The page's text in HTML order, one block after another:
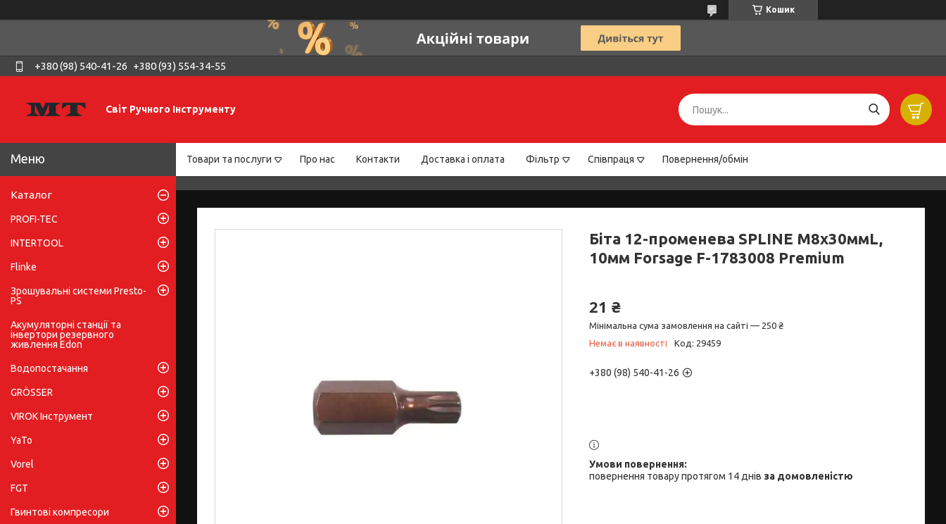
Кошик
+380 (98) 540-41-26 +380 (93) 554-34-55
Світ Ручного Інструменту
Товари та послуги Про нас Контакти Доставка і оплата Фільтр Співпраця Повернення/обмін
Біта 12-променева SPLINE M8х30ммL,
10мм Forsage F-1783008 Premium
21 ₴
Мінімальна сума замовлення на сайті — 250 ₴
Немає в наявності
Код: 29459
+380 (98) 540-41-26
повернення товару протягом 14 днів за домовленістю
Каталог
PROFI-TEC
INTERTOOL
Flinke
Зрошувальні системи Presto-
PS
Акумуляторні станції та
інвертори резервного
живлення Edon
Водопостачання
GRÖSSER
VIROK Інструмент
YaTo
Vorel
FGT
Гвинтові компресори